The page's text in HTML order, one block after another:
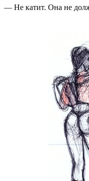
— Не катит. Она не